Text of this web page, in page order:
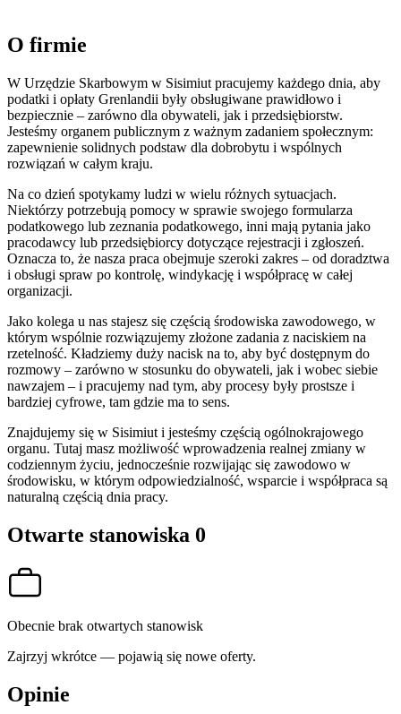
O firmie
W Urzędzie Skarbowym w Sisimiut pracujemy każdego dnia, aby
podatki i opłaty Grenlandii były obsługiwane prawidłowo i
bezpiecznie – zarówno dla obywateli, jak i przedsiębiorstw.
Jesteśmy organem publicznym z ważnym zadaniem społecznym:
zapewnienie solidnych podstaw dla dobrobytu i wspólnych
rozwiązań w całym kraju.
Na co dzień spotykamy ludzi w wielu różnych sytuacjach.
Niektórzy potrzebują pomocy w sprawie swojego formularza
podatkowego lub zeznania podatkowego, inni mają pytania jako
pracodawcy lub przedsiębiorcy dotyczące rejestracji i zgłoszeń.
Oznacza to, że nasza praca obejmuje szeroki zakres – od doradztwa
i obsługi spraw po kontrolę, windykację i współpracę w całej
organizacji.
Jako kolega u nas stajesz się częścią środowiska zawodowego, w
którym wspólnie rozwiązujemy złożone zadania z naciskiem na
rzetelność. Kładziemy duży nacisk na to, aby być dostępnym do
rozmowy – zarówno w stosunku do obywateli, jak i wobec siebie
nawzajem – i pracujemy nad tym, aby procesy były prostsze i
bardziej cyfrowe, tam gdzie ma to sens.
Znajdujemy się w Sisimiut i jesteśmy częścią ogólnokrajowego
organu. Tutaj masz możliwość wprowadzenia realnej zmiany w
codziennym życiu, jednocześnie rozwijając się zawodowo w
środowisku, w którym odpowiedzialność, wsparcie i współpraca są
naturalną częścią dnia pracy.
Otwarte stanowiska 0
Obecnie brak otwartych stanowisk
Zajrzyj wkrótce — pojawią się nowe oferty.
Opinie